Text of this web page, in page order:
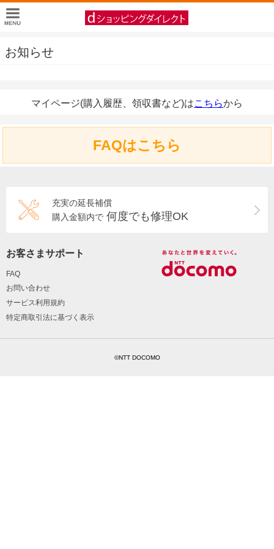
お知らせ
マイページ(購入履歴、領収書など)はこちらから
FAQはこちら
充実の延長補償
購入金額内で 何度でも修理OK
お客さまサポート
FAQ
お問い合わせ
サービス利用規約
特定商取引法に基づく表示
©NTT DOCOMO